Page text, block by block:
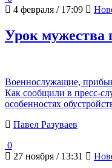
4 февраля / 17:09
Урок мужества
Военнослужащие,
Как сообщили в пресс-
особенностях
Павел Разуваев
0
27 ноября / 13:31